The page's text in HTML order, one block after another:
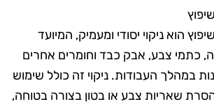
הוא ניקוי יסודי ומעמיק, המיועד
כתמי צבע, אבק כבד וחומרים אחרים
במהלך העבודות. ניקוי זה כולל שימוש
שאריות צבע או בטון בצורה בטוחה,